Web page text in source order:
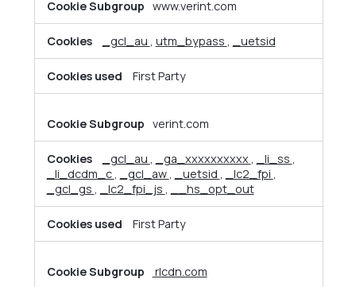
Cookies
www.verint.com
_gcl_au , utm_bypass , _uetsid
First Party
verint.com
_gcl_au , _ga_xxxxxxxxxx, _li_ss ,
_li_dcdm_c, _gcl_aw, _uetsid , _lc2_fpi ,
_gcl_gs , _lc2_fpi_js , __hs_opt_out
First Party
rlcdn.com